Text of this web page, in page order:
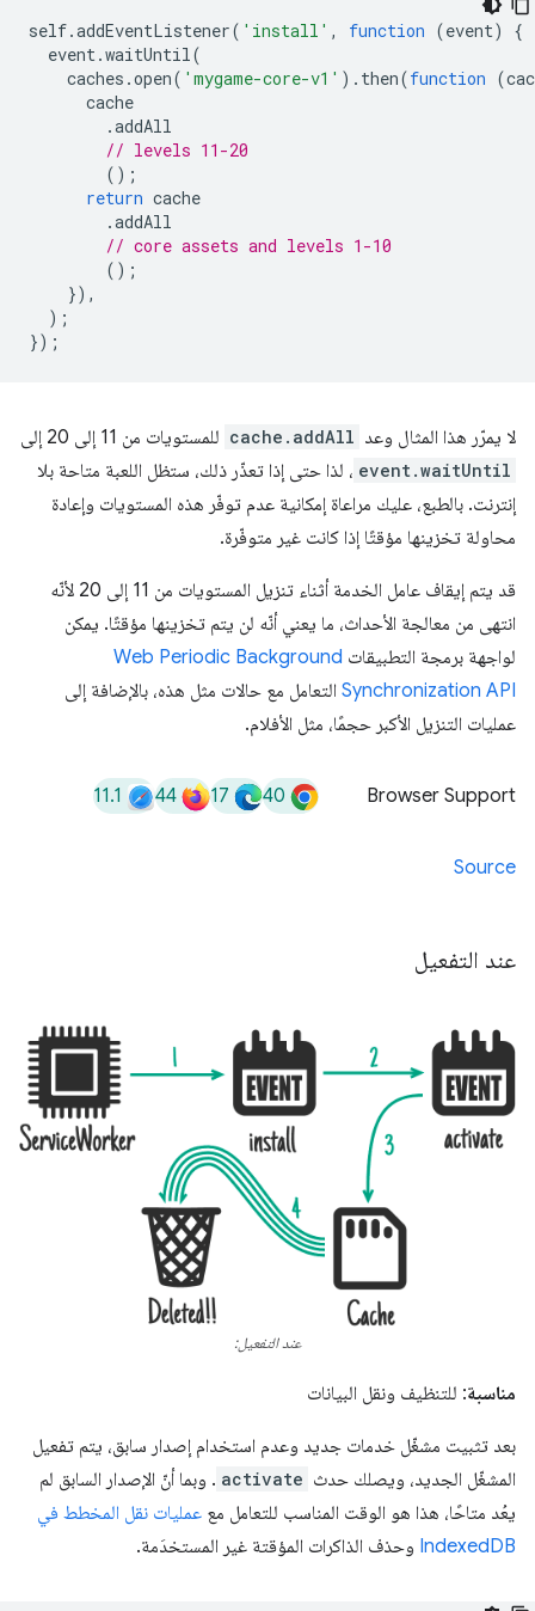
self.addEventListener( 'install' , function (event)
{
event.waitUntil(
caches .open( 'mygame-core-v1' ). then(function (
cache
.addAll
// levels 11-20
();
return cache
.addAll
// core assets and levels 1-10
();
}),
);
});
لا يمرّر هذا المثال وعد cache.addAll للمستويات من 11 إلى 20 إلى
event.waitUntil ، لذا حتى إذا تعذّر ذلك، ستظل اللعبة متاحة بلا
إنترنت. بالطبع، عليك مراعاة إمكانية عدم توفّر هذه المستويات وإعادة
محاولة تخزينها مؤقتًا إذا كانت غير متوفّرة.
قد يتم إيقاف عامل الخدمة أثناء تنزيل المستويات من 11 إلى 20 لأنّه
انتهى من معالجة الأحداث، ما يعني أنّه لن يتم تخزينها مؤقتًا. يمكن
لواجهة برمجة التطبيقات Web Periodic Background
Synchronization API التعامل مع حالات مثل هذه، بالإضافة إلى
عمليات التنزيل الأكبر حجمًا، مثل الأفلام.
Browser Support
40
17
44
11.1
Source
عند التفعيل
عند التفعيل:
مناسبة: للتنظيف ونقل البيانات
بعد تثبيت مشغّل خدمات جديد وعدم استخدام إصدار سابق، يتم تفعيل
المشغّل الجديد، ويصلك حدث activate . وبما أنّ الإصدار السابق لم
يعُد متاحًا، هذا هو الوقت المناسب للتعامل مع عمليات نقل المخطط في
IndexedDB وحذف الذاكرات المؤقتة غير المستخدَمة.